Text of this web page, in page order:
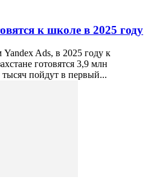
к школе в 2025 году
Ads, в 2025 году к
готовятся 3,9 млн
пойдут в первый...